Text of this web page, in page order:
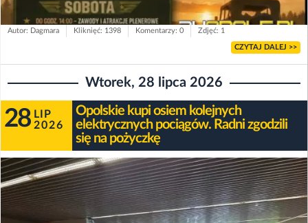
Autor: Dagmara Kliknięć: 1398 Komentarzy: 0 Zdjęć: 1
CZYTAJ DALEJ >>
Wtorek, 28 lipca 2026
28 LIP
2026
Opolskie kupi osiem kolejnych
elektrycznych pociągów. Radni zgodzili
się na pożyczkę